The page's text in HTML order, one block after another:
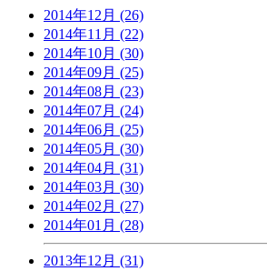
2014年12月 (26)
2014年11月 (22)
2014年10月 (30)
2014年09月 (25)
2014年08月 (23)
2014年07月 (24)
2014年06月 (25)
2014年05月 (30)
2014年04月 (31)
2014年03月 (30)
2014年02月 (27)
2014年01月 (28)
2013年12月 (31)